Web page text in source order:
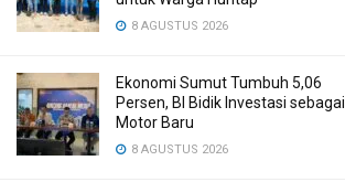
8 AGUSTUS 2026
Ekonomi Sumut Tumbuh 5,06
Persen, BI Bidik Investasi sebagai
Motor Baru
8 AGUSTUS 2026